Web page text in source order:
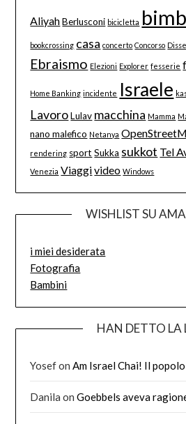
Aliyah Berlusconi bicicletta
bookcrossing casa concerto Concorso
Ebraismo Elezioni Explorer fesserie
Home Banking incidente Israele
Lavoro Lulav macchina Mamma
nano malefico Netanya
rendering sport Sukka sukkot Tel
Venezia Viaggivideo Windows
WISHLIST SU
i miei desiderata
Fotografia
Bambini
HAN DETTO LA
YosefonAm Israel Chai! Il
Danila onGoebbels aveva